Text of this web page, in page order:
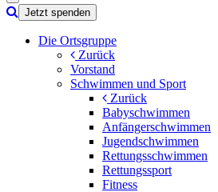
Jetzt spenden
Die Ortsgruppe
Zurück
Vorstand
Schwimmen und Sport
Zurück
Babyschwimmen
Anfängerschwimmen
Jugendschwimmen
Rettungsschwimmen
Rettungssport
Fitness